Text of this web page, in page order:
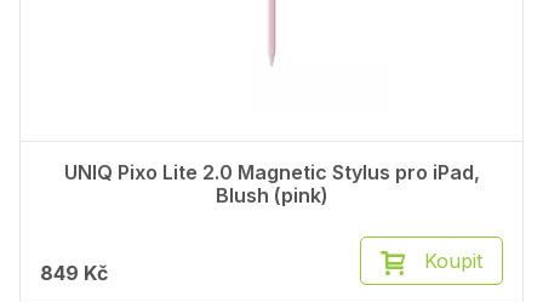
UNIQ Pixo Lite 2.0 Magnetic Stylus pro iPad,
Blush (pink)
849 Kč Koupit